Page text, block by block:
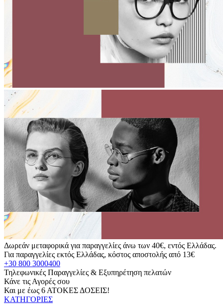
Δωρεάν μεταφορικά για παραγγελίες άνω των 40€, εντός Ελλάδας.
Για παραγγελίες εκτός Ελλάδας, κόστος αποστολής από 13€
+30 800 3000400
Τηλεφωνικές Παραγγελίες & Εξυπηρέτηση πελατών
Κάνε τις Αγορές σου
Και με έως 6 ΑΤΟΚΕΣ ΔΟΣΕΙΣ!
ΚΑΤΗΓΟΡΙΕΣ